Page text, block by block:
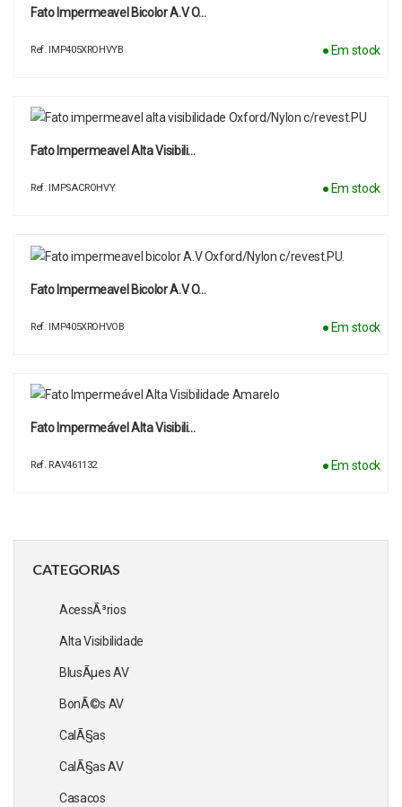
CATEGORIAS
AcessÃ³rios
Alta Visibilidade
BlusÃµes AV
BonÃ©s AV
CalÃ§as
CalÃ§as AV
Casacos
Fato Impermeavel Bicolor A.V O…
Ref. IMP405XROHVYB ● Em stock
Fato Impermeavel Alta Visibili…
Ref. IMPSACROHVY ● Em stock
Fato Impermeavel Bicolor A.V O…
Ref. IMP405XROHVOB ● Em stock
Fato Impermeável Alta Visibili…
Ref. RAV461132 ● Em stock